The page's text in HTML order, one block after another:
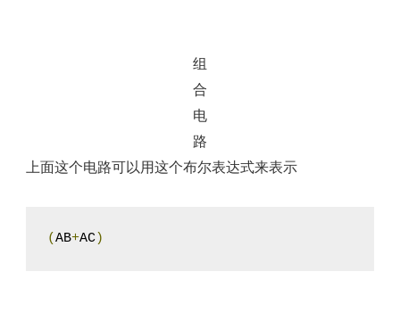
组
合
电
路
上面这个电路可以用这个布尔表达式来表示
(AB+AC)